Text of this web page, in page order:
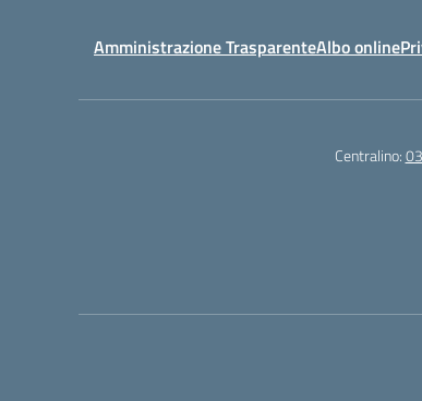
Amministrazione TrasparenteAlbo online
Centralino: